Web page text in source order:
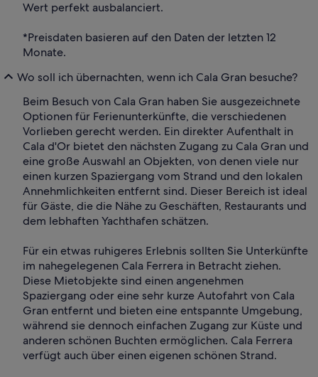
Wert perfekt ausbalanciert.
*Preisdaten basieren auf den Daten der letzten 12
Monate.
Wo soll ich übernachten, wenn ich Cala Gran besuche?
Beim Besuch von Cala Gran haben Sie ausgezeichnete
Optionen für Ferienunterkünfte, die verschiedenen
Vorlieben gerecht werden. Ein direkter Aufenthalt in
Cala d'Or bietet den nächsten Zugang zu Cala Gran und
eine große Auswahl an Objekten, von denen viele nur
einen kurzen Spaziergang vom Strand und den lokalen
Annehmlichkeiten entfernt sind. Dieser Bereich ist ideal
für Gäste, die die Nähe zu Geschäften, Restaurants und
dem lebhaften Yachthafen schätzen.
Für ein etwas ruhigeres Erlebnis sollten Sie Unterkünfte
im nahegelegenen Cala Ferrera in Betracht ziehen.
Diese Mietobjekte sind einen angenehmen
Spaziergang oder eine sehr kurze Autofahrt von Cala
Gran entfernt und bieten eine entspannte Umgebung,
während sie dennoch einfachen Zugang zur Küste und
anderen schönen Buchten ermöglichen. Cala Ferrera
verfügt auch über einen eigenen schönen Strand.